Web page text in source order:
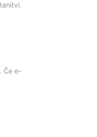
Če e-